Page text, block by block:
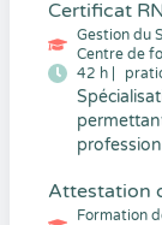
Certificat
Gestion du
Centre de
42 h |
Attestation
Formation